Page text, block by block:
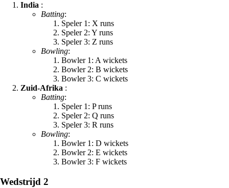
India :
Batting:
Speler 1: X runs
Speler 2: Y runs
Speler 3: Z runs
Bowling:
Bowler 1: A wickets
Bowler 2: B wickets
Bowler 3: C wickets
Zuid-Afrika :
Batting:
Speler 1: P runs
Speler 2: Q runs
Speler 3: R runs
Bowling:
Bowler 1: D wickets
Bowler 2: E wickets
Bowler 3: F wickets
Wedstrijd 2